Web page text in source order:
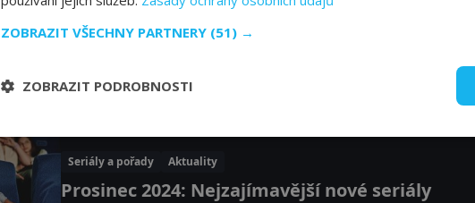
Filmy Aktuality
Leden 2025: Nejzajímavější nové filmy v kinech
15. 01. 2025
Seriály a pořady Aktuality
Prosinec 2024: Nejzajímavější nové seriály
ZOBRAZIT VŠECHNY PARTNERY (51) →
ZOBRAZIT PODROBNOSTI